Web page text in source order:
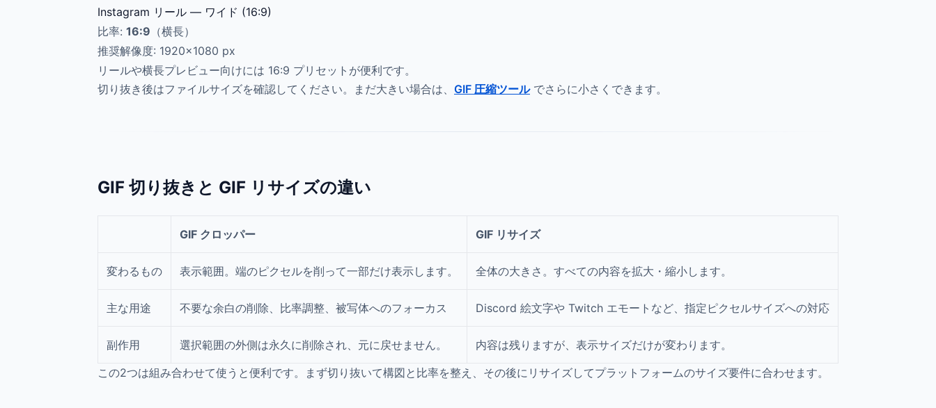
Instagram リール — ワイド (16:9)
比率: 16:9 （横長）
推奨解像度: 1920×1080 px
リールや横長プレビュー向けには 16:9 プリセットが便利です。
切り抜き後はファイルサイズを確認してください。まだ大きい場合は、 GIF 圧縮ツールでさらに小さくできます。
GIF 切り抜きと GIF リサイズの違い
GIF クロッパー GIF リサイズ
変わるもの 表示範囲。端のピクセルを削って一部だけ表示します。 全体の大きさ。すべての内容を拡大・縮小します。
主な用途 不要な余白の削除、比率調整、被写体へのフォーカス Discord 絵文字や Twitch エモートなど、指定ピクセルサイズへの対応
副作用 選択範囲の外側は永久に削除され、元に戻せません。
内容は残りますが、表示サイズだけが変わります。
この2つは組み合わせて使うと便利です。まず切り抜いて構図と比率を整え、その後にリサイズしてプラットフォームのサイズ要件に合わせます。